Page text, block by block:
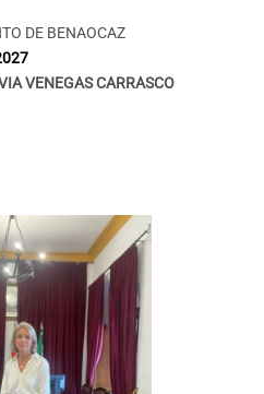
DE BENAOCAZ
VENEGAS CARRASCO